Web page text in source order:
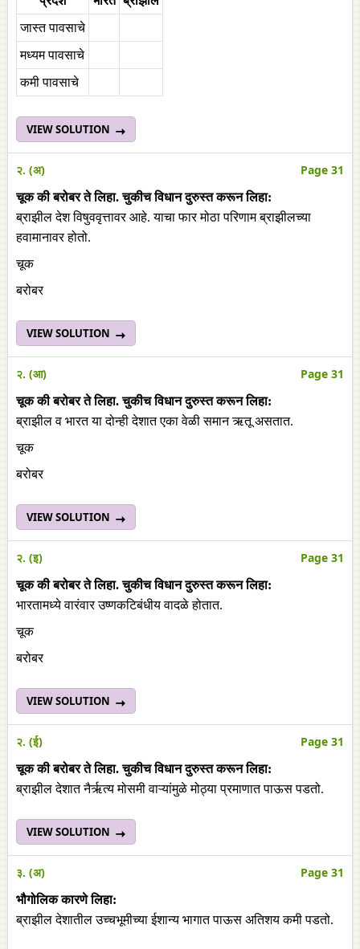
जास्त पावसाचे
मध्यम पावसाचे
कमी पावसाचे
VIEW SOLUTION
२. (अ) Page 31
चूककीबरोबरतेलिहा.चुकीचविधानदुरुस्तकरूनलिहा:
ब्राझील देश विषुववृत्तावर आहे. याचा फार मोठा परिणाम ब्राझीलच्या
हवामानावर होतो.
चूक
बरोबर
VIEW SOLUTION
२. (आ) Page 31
चूककीबरोबरतेलिहा.चुकीचविधानदुरुस्तकरूनलिहा:
ब्राझील व भारत या दोन्ही देशात एका वेळी समान ऋतू असतात.
चूक
बरोबर
VIEW SOLUTION
२. (इ) Page 31
चूककीबरोबरतेलिहा.चुकीचविधानदुरुस्तकरूनलिहा:
भारतामध्ये वारंवार उष्णकटिबंधीय वादळे होतात.
चूक
बरोबर
VIEW SOLUTION
२. (ई) Page 31
चूककीबरोबरतेलिहा.चुकीचविधानदुरुस्तकरूनलिहा:
ब्राझील देशात नैर्ऋत्य मोसमी वाऱ्यांमुळे मोठ्या प्रमाणात पाऊस पडतो.
VIEW SOLUTION
३. (अ) Page 31
भौगोलिक कारणे लिहा:
ब्राझील देशातील उच्चभूमीच्या ईशान्य भागात पाऊस अतिशय कमी पडतो.